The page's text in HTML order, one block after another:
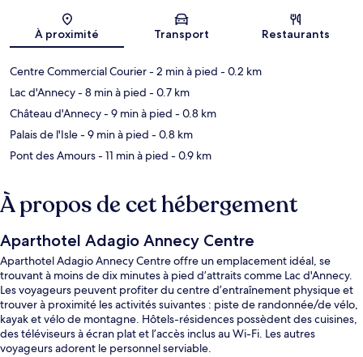
Carte
À proximité Transport Restaurants
Centre Commercial Courier- 2 min à pied - 0.2 km
Lac d'Annecy- 8 min à pied - 0.7 km
Château d'Annecy- 9 min à pied - 0.8 km
Palais de l'Isle- 9 min à pied - 0.8 km
Pont des Amours- 11 min à pied - 0.9 km
À propos de cet hébergement
Aparthotel Adagio Annecy Centre
Aparthotel Adagio Annecy Centre offre un emplacement idéal, se
trouvant à moins de dix minutes à pied d’attraits comme Lac d'Annecy.
Les voyageurs peuvent profiter du centre d’entraînement physique et
trouver à proximité les activités suivantes : piste de randonnée/de vélo,
kayak et vélo de montagne. Hôtels-résidences possèdent des cuisines,
des téléviseurs à écran plat et l’accès inclus au Wi-Fi. Les autres
voyageurs adorent le personnel serviable.